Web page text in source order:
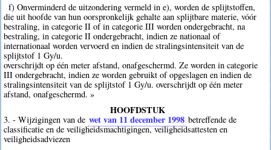
f) Onverminderd de uitzondering vermeld in e), worden de splijtstoffen,
die uit hoofde van hun oorspronkelijk gehalte aan splijtbare materie, vóór
bestraling, in categorie II of in categorie III worden ondergebracht, na
bestraling, in categorie II ondergebracht, indien ze nationaal of
internationaal worden vervoerd en indien de stralingsintensiteit van de
splijtstof 1 Gy/u.
overschrijdt op één meter afstand, onafgeschermd. Ze worden in categorie
III ondergebracht, indien ze worden gebruikt of opgeslagen en indien de
stralingsintensiteit van de splijtstof 1 Gy/u. overschrijdt op één meter
afstand, onafgeschermd. »
HOOFDSTUK
3. - Wijzigingen van de wet van 11 december 1998 betreffende de
classificatie en de veiligheidsmachtigingen, veiligheidsattesten en
veiligheidsadviezen